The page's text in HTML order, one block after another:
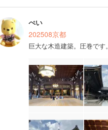
ぺい
202508京都
巨大な木造建築。圧巻です。